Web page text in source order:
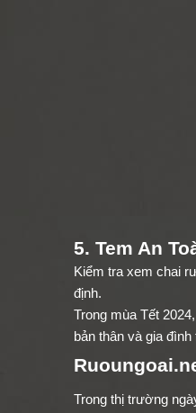
5. Tem An
Kiểm tra xem chai
định.
Trong mùa Tết
bản thân và gia
Trong thị trường